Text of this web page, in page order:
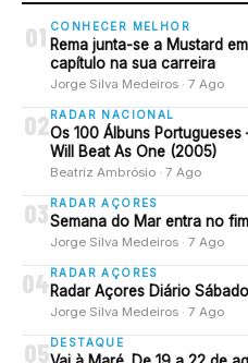
01 CONHECER MELHOR
Rema junta-se a Mustard
capítulo na sua carreira
Jorge Silva Medeiros · 7 Ago
02 RADAR NACIONAL
Os 100 Álbuns
Will Beat As One (2005)
Beatriz Ambrósio · 7 Ago
03 RADAR AÇORES
Semana do Mar entra no
Jorge Silva Medeiros · 7 Ago
04RADAR AÇORES
Radar Açores Diário
Jorge Silva Medeiros · 7 Ago
05 DESTAQUE